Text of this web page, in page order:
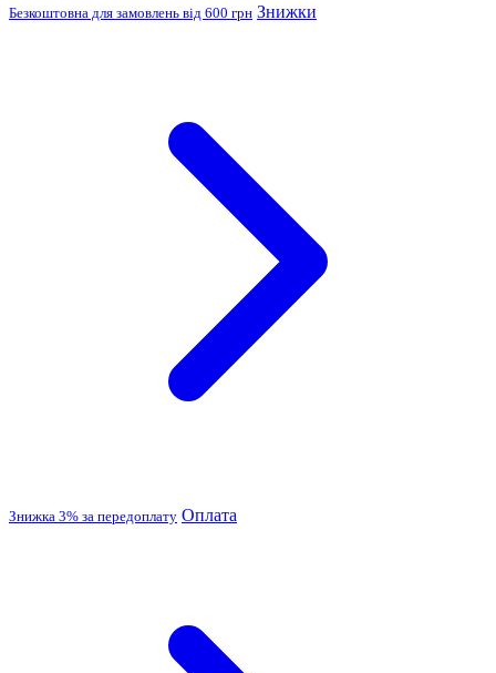
Безкоштовна для замовлень від 600 грн Знижки
Знижка 3% за передоплату Оплата